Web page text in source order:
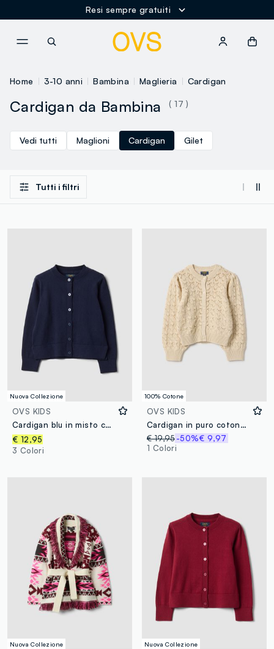
Resi sempre gratuiti
Home 3-10 anni Bambina Maglieria Cardigan
Cardigan da Bambina ( 17 )
Vedi tutti Maglioni Cardigan Gilet
Tutti i filtri
Nuova Collezione
OVS KIDS
Cardigan blu in misto cotone a girocollo regular fit per bambina
€ 12,95
3 Colori
100% Cotone
OVS KIDS
Cardigan in puro cotone beige da bambina regular fit con motivo traforato
€ 19,95 -50%€ 9,97
1 Colori
Nuova Collezione Nuova Collezione